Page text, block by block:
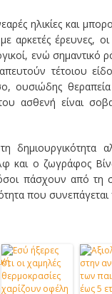
ηλικίες και
αρκετές έρευνες,
ενώ σημαντικό
τέτοιου
ουσιώδης
ασθενή είναι
και ο ζωγράφος
πάσχουν από τη
που συνεπάγεται